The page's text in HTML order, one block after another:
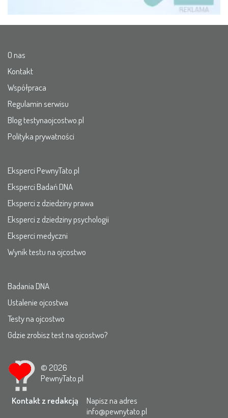
O nas
Kontakt
Współpraca
Regulamin serwisu
Blog testynaojcostwo.pl
Polityka prywatności
Eksperci PewnyTato.pl
Eksperci Badań DNA
Eksperci z dziedziny prawa
Eksperci z dziedziny psychologii
Eksperci medyczni
Wynik testu na ojcostwo
Badania DNA
Ustalenie ojcostwa
Testy na ojcostwo
Gdzie zrobisz test na ojcostwo?
© 2026
PewnyTato.pl
Kontakt z redakcją
Napisz na adres
info@pewnytato.pl